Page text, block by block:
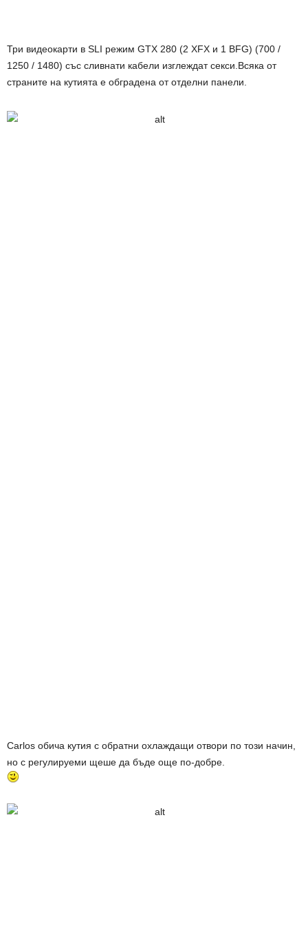
Три видеокарти в SLI режим GTX 280 (2 XFX и 1 BFG) (700 /
1250 / 1480) със сливнати кабели изглеждат секси.Всяка от
страните на кутията е обградена от отделни панели.
Carlos обича кутия с обратни охлаждащи отвори по този начин,
но с регулируеми щеше да бъде още по-добре.